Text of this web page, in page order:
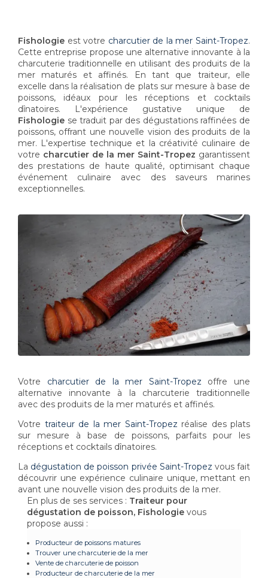
Fishologie est votre charcutier de la mer Saint-Tropez.
Cette entreprise propose une alternative innovante à la
charcuterie traditionnelle en utilisant des produits de la
mer maturés et affinés. En tant que traiteur, elle
excelle dans la réalisation de plats sur mesure à base de
poissons, idéaux pour les réceptions et cocktails
dînatoires. L'expérience gustative unique de
Fishologie se traduit par des dégustations raffinées de
poissons, offrant une nouvelle vision des produits de la
mer. L'expertise technique et la créativité culinaire de
votre charcutier de la mer Saint-Tropez garantissent
des prestations de haute qualité, optimisant chaque
événement culinaire avec des saveurs marines
exceptionnelles.
Votre charcutier de la mer Saint-Tropez offre une
alternative innovante à la charcuterie traditionnelle
avec des produits de la mer maturés et affinés.
Votre traiteur de la mer Saint-Tropez réalise des plats
sur mesure à base de poissons, parfaits pour les
réceptions et cocktails dînatoires.
La dégustation de poisson privée Saint-Tropez vous fait
découvrir une expérience culinaire unique, mettant en
avant une nouvelle vision des produits de la mer.
En plus de ses services : Traiteur pour
dégustation de poisson, Fishologie vous
propose aussi :
Producteur de poissons matures
Trouver une charcuterie de la mer
Vente de charcuterie de poisson
Producteur de charcuterie de la mer